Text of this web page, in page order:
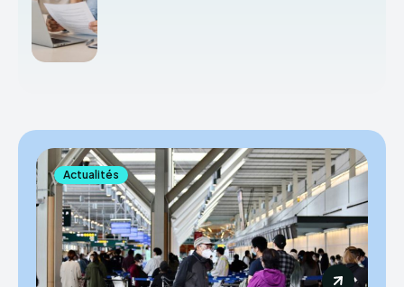
Actualités